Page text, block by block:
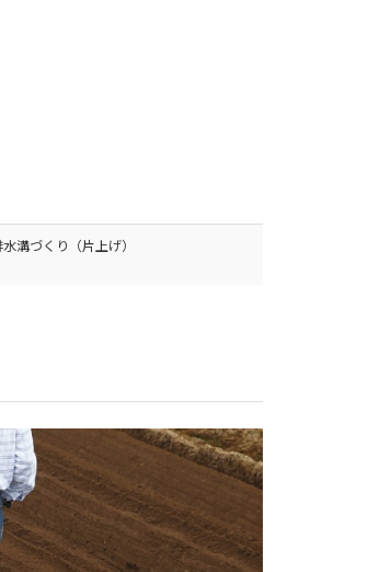
溝づくり（片上げ）